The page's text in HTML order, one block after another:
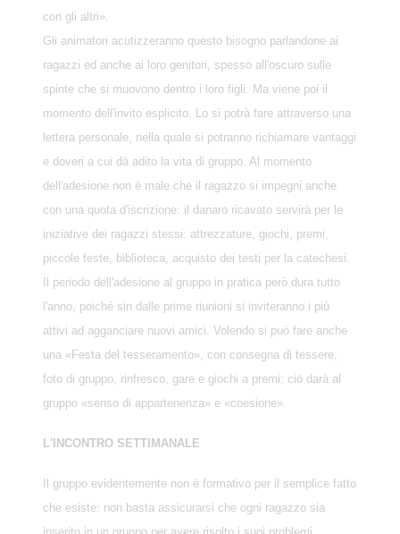
con gli altri».
Gli animatori acutizzeranno questo bisogno parlandone ai
ragazzi ed anche ai loro genitori, spesso all'oscuro sulle
spinte che si muovono dentro i loro figli. Ma viene poi il
momento dell'invito esplicito. Lo si potrà fare attraverso una
lettera personale, nella quale si potranno richiamare vantaggi
e doveri a cui dà adito la vita di gruppo. Al momento
dell'adesione non è male che il ragazzo si impegni anche
con una quota d'iscrizione: il danaro ricavato servirà per le
iniziative dei ragazzi stessi: attrezzature, giochi, premi,
piccole feste, biblioteca, acquisto dei testi per la catechesi.
Il periodo dell'adesione al gruppo in pratica però dura tutto
l'anno, poiché sin dalle prime riunioni si inviteranno i più
attivi ad agganciare nuovi amici. Volendo si può fare anche
una «Festa del tesseramento», con consegna di tessere,
foto di gruppo, rinfresco, gare e giochi a premi: ciò darà al
gruppo «senso di appartenenza» e «coesione».
L'INCONTRO SETTIMANALE
Il gruppo evidentemente non è formativo per il semplice fatto
che esiste: non basta assicurarsi che ogni ragazzo sia